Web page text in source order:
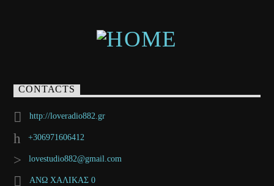
CONTACTS
http://loveradio882.gr
+306971606412
lovestudio882@gmail.com
ΑΝΩ ΧΑΛΙΚΑΣ 0